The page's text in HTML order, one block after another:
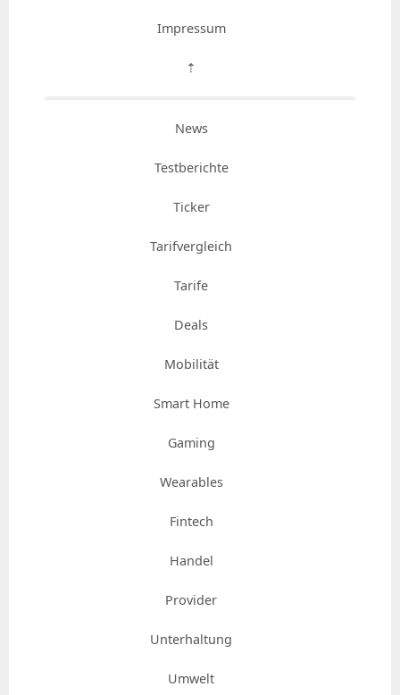
Impressum
⇡
News
Testberichte
Ticker
Tarifvergleich
Tarife
Deals
Mobilität
Smart Home
Gaming
Wearables
Fintech
Handel
Provider
Unterhaltung
Umwelt